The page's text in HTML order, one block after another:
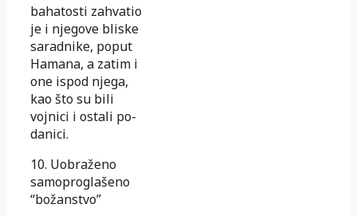
bahatosti za­hvatio
je i njegove bliske
saradnike, poput
Hamana, a za­tim i
one ispod njega,
kao što su bili
vojnici i ostali po­
da­nici.
10. Uobraženo
samoproglašeno
“božanstvo”